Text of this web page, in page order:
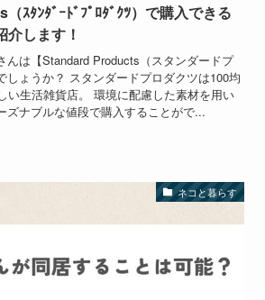
ｽﾀﾝﾀﾞｰﾄﾞﾌﾟﾛﾀﾞｸﾂ）で購入できる
します！
んは【Standard Products（スタンダードプ
しょうか？ スタンダードプロダクツは100均
い生活雑貨店。 環境に配慮した素材を用い
ズナブルな値段で購入することがで...
ネコと暮らす